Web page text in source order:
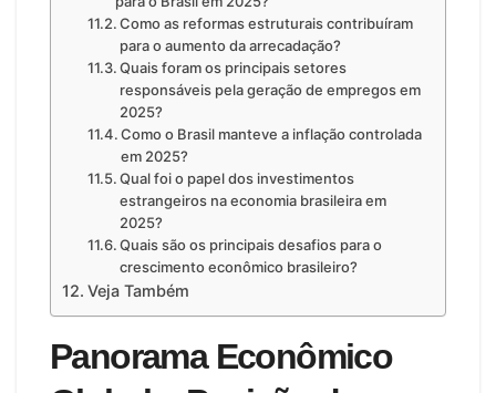
Como as reformas estruturais contribuíram
para o aumento da arrecadação?
Quais foram os principais setores
responsáveis pela geração de empregos em
2025?
Como o Brasil manteve a inflação controlada
em 2025?
Qual foi o papel dos investimentos
estrangeiros na economia brasileira em
2025?
Quais são os principais desafios para o
crescimento econômico brasileiro?
Veja Também
Panorama Econômico